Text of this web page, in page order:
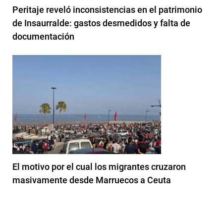
Peritaje reveló inconsistencias en el patrimonio
de Insaurralde: gastos desmedidos y falta de
documentación
El motivo por el cual los migrantes cruzaron
masivamente desde Marruecos a Ceuta